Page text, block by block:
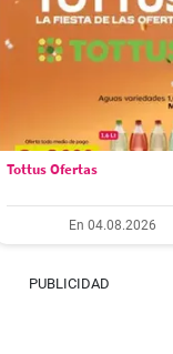
Tottus Ofertas
En 04.08.2026
PUBLICIDAD